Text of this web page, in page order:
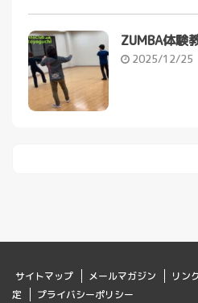
ZUMBA体験
2025/12/25
サイトマップ メールマガジン リン
定
プライバシーポリシー